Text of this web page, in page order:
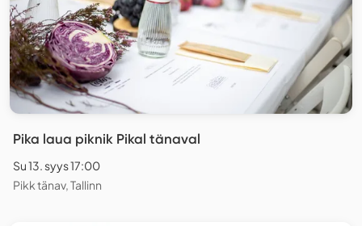
Pika laua piknik Pikal tänaval
Su 13. syys 17:00
Pikk tänav, Tallinn